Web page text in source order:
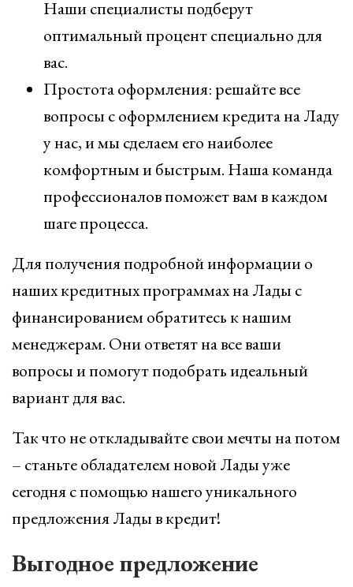
Наши специалисты подберут
оптимальный процент специально для
вас.
Простота оформления: решайте все
вопросы с оформлением кредита на Ладу
у нас, и мы сделаем его наиболее
комфортным и быстрым. Наша команда
профессионалов поможет вам в каждом
шаге процесса.
Для получения подробной информации о
наших кредитных программах на Лады с
финансированием обратитесь к нашим
менеджерам. Они ответят на все ваши
вопросы и помогут подобрать идеальный
вариант для вас.
Так что не откладывайте свои мечты на потом
– станьте обладателем новой Лады уже
сегодня с помощью нашего уникального
предложения Лады в кредит!
Выгодное предложение